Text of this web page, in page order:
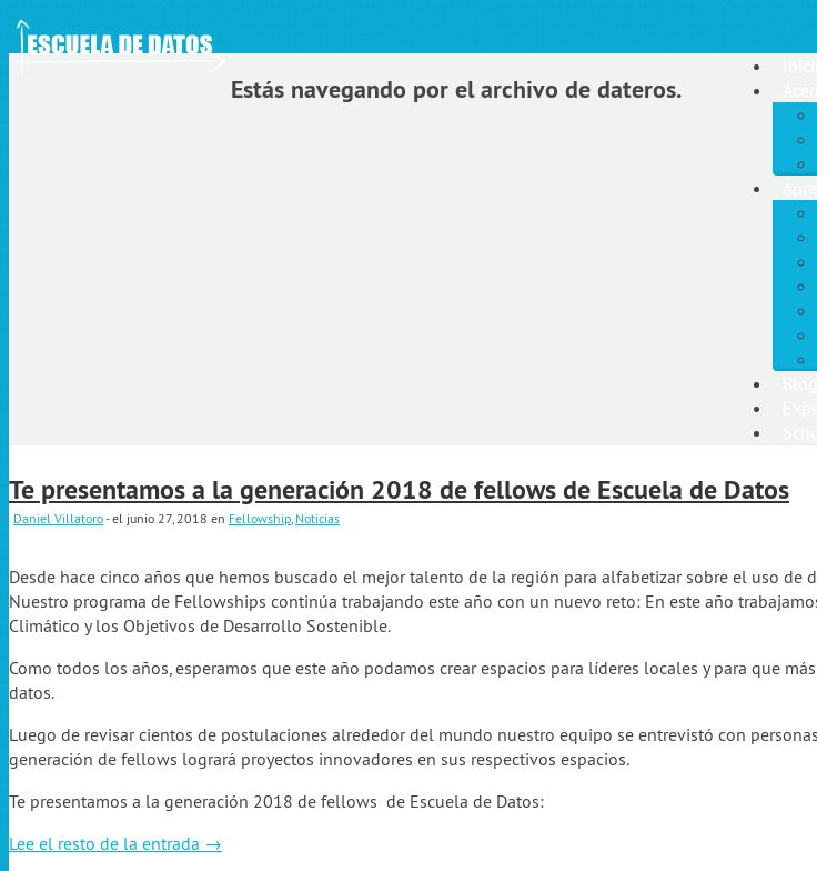
Foundation Site
Estás navegando por el archivo de dateros.
Te presentamos a la generación 2018 de fellows de Escuela de Datos
Daniel Villatoro- el junio 27, 2018 en Fellowship, Noticias
Desde hace cinco años que hemos buscado el mejor talento de la región para alfabetizar sobre el uso
Nuestro programa de Fellowships continúa trabajando este año con un nuevo reto: En este año
Climático y los Objetivos de Desarrollo Sostenible.
Como todos los años, esperamos que este año podamos crear espacios para líderes locales y para que
datos.
Luego de revisar cientos de postulaciones alrededor del mundo nuestro equipo se entrevistó con
generación de fellows logrará proyectos innovadores en sus respectivos espacios.
Te presentamos a la generación 2018 de fellows de Escuela de Datos:
Lee el resto de la entrada →